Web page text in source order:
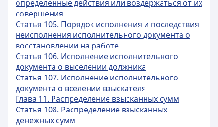
определенные действия или воздержаться от их
совершения
Статья 105. Порядок исполнения и последствия
неисполнения исполнительного документа о
восстановлении на работе
Статья 106. Исполнение исполнительного
документа о выселении должника
Статья 107. Исполнение исполнительного
документа о вселении взыскателя
Глава 11. Распределение взысканных сумм
Статья 108. Распределение взысканных
денежных сумм